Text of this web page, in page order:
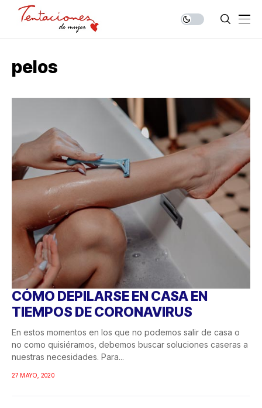
pelos
CÓMO DEPILARSE EN CASA EN
TIEMPOS DE CORONAVIRUS
En estos momentos en los que no podemos salir de casa o
no como quisiéramos, debemos buscar soluciones caseras a
nuestras necesidades. Para...
27 MAYO, 2020